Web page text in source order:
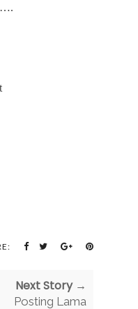
Next Story →
Posting Lama